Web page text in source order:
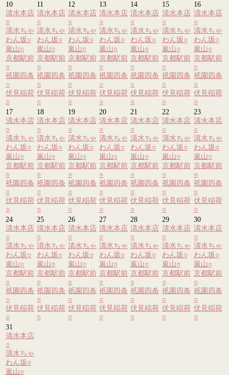
10
清水本店
○
清水ちゃ
わん坂○
嵐山○
京都駅前
○
祇園四条
○
伏見稲荷
○
11
清水本店
○
清水ちゃ
わん坂○
嵐山○
京都駅前
○
祇園四条
○
伏見稲荷
○
12
清水本店
○
清水ちゃ
わん坂○
嵐山○
京都駅前
○
祇園四条
○
伏見稲荷
○
13
清水本店
○
清水ちゃ
わん坂○
嵐山○
京都駅前
○
祇園四条
○
伏見稲荷
○
14
清水本店
○
清水ちゃ
わん坂○
嵐山○
京都駅前
○
祇園四条
○
伏見稲荷
○
15
清水本店
○
清水ちゃ
わん坂○
嵐山○
京都駅前
○
祇園四条
○
伏見稲荷
○
16
清水本店
○
清水ちゃ
わん坂○
嵐山○
京都駅前
○
祇園四条
○
伏見稲荷
○
17
清水本店
○
清水ちゃ
わん坂○
嵐山○
京都駅前
○
祇園四条
○
伏見稲荷
○
18
清水本店
○
清水ちゃ
わん坂○
嵐山○
京都駅前
○
祇園四条
○
伏見稲荷
○
19
清水本店
○
清水ちゃ
わん坂○
嵐山○
京都駅前
○
祇園四条
○
伏見稲荷
○
20
清水本店
○
清水ちゃ
わん坂○
嵐山○
京都駅前
○
祇園四条
○
伏見稲荷
○
21
清水本店
○
清水ちゃ
わん坂○
嵐山○
京都駅前
○
祇園四条
○
伏見稲荷
○
22
清水本店
○
清水ちゃ
わん坂○
嵐山○
京都駅前
○
祇園四条
○
伏見稲荷
○
23
清水本店
○
清水ちゃ
わん坂○
嵐山○
京都駅前
○
祇園四条
○
伏見稲荷
○
24
清水本店
○
清水ちゃ
わん坂○
嵐山○
京都駅前
○
祇園四条
○
伏見稲荷
○
25
清水本店
○
清水ちゃ
わん坂○
嵐山○
京都駅前
○
祇園四条
○
伏見稲荷
○
26
清水本店
○
清水ちゃ
わん坂○
嵐山○
京都駅前
○
祇園四条
○
伏見稲荷
○
27
清水本店
○
清水ちゃ
わん坂○
嵐山○
京都駅前
○
祇園四条
○
伏見稲荷
○
28
清水本店
○
清水ちゃ
わん坂○
嵐山○
京都駅前
○
祇園四条
○
伏見稲荷
○
29
清水本店
○
清水ちゃ
わん坂○
嵐山○
京都駅前
○
祇園四条
○
伏見稲荷
○
30
清水本店
○
清水ちゃ
わん坂○
嵐山○
京都駅前
○
祇園四条
○
伏見稲荷
○
31
清水本店
○
清水ちゃ
わん坂○
嵐山○